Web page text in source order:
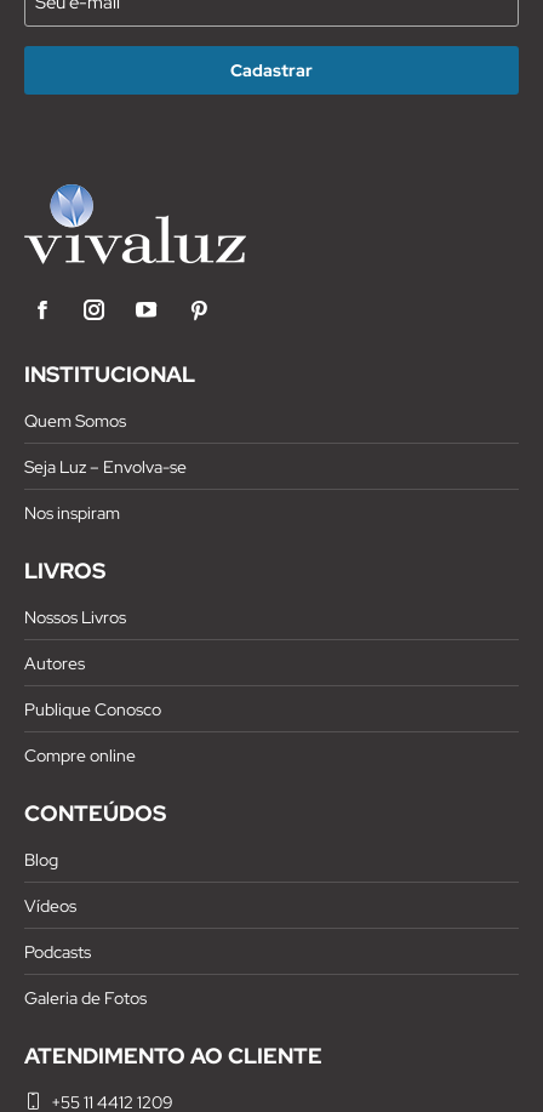
mail
(Requirido)
FacebookInstagramYouTube
INSTITUCIONAL
Quem Somos
Seja Luz – Envolva-se
Nos inspiram
LIVROS
Nossos Livros
Autores
Publique Conosco
Compre online
CONTEÚDOS
Blog
Vídeos
Podcasts
Galeria de Fotos
ATENDIMENTO AO CLIENTE
+55 11 4412 1209